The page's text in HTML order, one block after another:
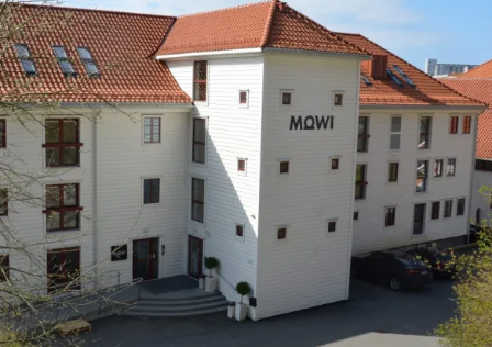
Mowi Spain
Mowi Turkey
Americas
Mowi Canada East
Mowi Canada West
Mowi Chile
Mowi USA